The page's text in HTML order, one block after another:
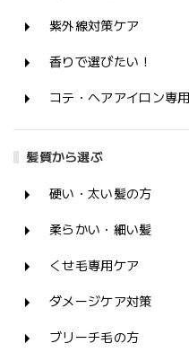
紫外線対策ケア
香りで選びたい！
コテ・ヘアアイロン専用
髪質から選ぶ
硬い・太い髪の方
柔らかい・細い髪
くせ毛専用ケア
ダメージケア対策
ブリーチ毛の方